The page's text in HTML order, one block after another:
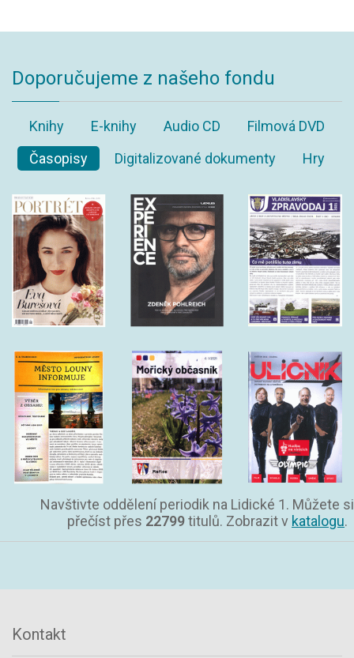
Doporučujeme z našeho fondu
Knihy E-knihy Audio CD
Filmová DVD
Časopisy
Digitalizované dokumenty Hry
Navštivte oddělení periodik na Lidické 1. Můžete si
přečíst přes 22799titulů. Zobrazit v katalogu.
Kontakt